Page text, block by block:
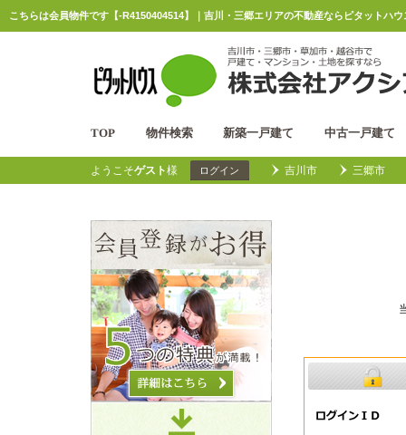
こちらは会員物件です【-R4150404514】｜吉川・三郷エリアの不動産ならピタットハ
TOP 物件検索 新築一戸建て 中古一戸建て
ようこそゲスト様 ログイン 吉川市 三郷市